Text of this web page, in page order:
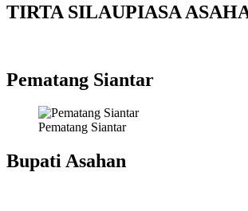
TIRTA SILAUPIASA
Pematang Siantar
Pematang Siantar
Bupati Asahan